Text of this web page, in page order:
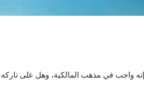
واجب في مذهب المالكية، وهل على تاركه